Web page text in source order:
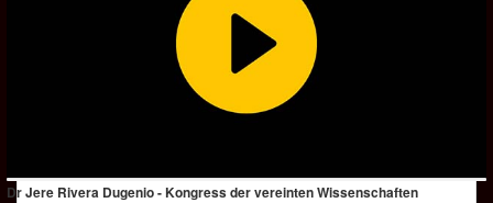
Dr Jere Rivera Dugenio - Kongress der vereinten Wissenschaften